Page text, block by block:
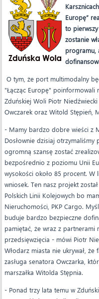
Europę”
to
zostanie
programu,
O tym, że port multimodalny
"Łącząc Europę" poinformowali
Zduńskiej Woli Piotr
Owczarek oraz Witold Stępień,
- Mamy bardzo dobre wieści z
Dosłownie dzisiaj
ogromną szansę zostać
bezpośrednio z poziomu Unii
wysokości około 85 procent.
wniosek. Ten nasz projekt
Polskich Linii Kolejowych bo
Nieruchomości, PKP Cargo.
buduje bardzo bezpieczne
pamiętać, że wraz z partnerami
przedsięwzięcia - mówi Piotr
Włodarz miasta nie ukrywał,
zasługa senatora Owczarka,
marszałka Witolda Stępnia.
- Ponad trzy lata temu w